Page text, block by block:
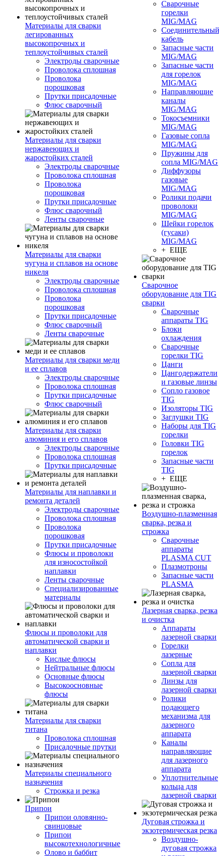
Материалы для сварки
легированных
высокопрочных и
теплоустойчивых сталей
Электроды сварочные
Проволока сплошная
Проволока
порошковая
Прутки присадочные
Флюс сварочный
Материалы для сварки
нержавеющих и
жаростойких сталей
Электроды сварочные
Проволока сплошная
Проволока
порошковая
Прутки присадочные
Флюс сварочный
Ленты сварочные
Материалы для сварки
чугуна и сплавов на основе
никеля
Электроды сварочные
Проволока сплошная
Проволока
порошковая
Прутки присадочные
Флюс сварочный
Ленты сварочные
Материалы для сварки меди
и ее сплавов
Электроды сварочные
Проволока сплошная
Прутки присадочные
Флюс сварочный
Материалы для сварки
алюминия и его сплавов
Электроды сварочные
Проволока сплошная
Прутки присадочные
Материалы для наплавки и
ремонта деталей
Электроды сварочные
Проволока сплошная
Проволока
порошковая
Прутки присадочные
Флюсы и проволоки
для износостойкой
наплавки
Ленты сварочные
Специализированные
материалы
Флюсы и проволоки для
автоматической сварки и
наплавки
Кислые флюсы
Нейтральные флюсы
Основные флюсы
Высокоосновные
флюсы
Материалы для сварки
титана
Проволока сплошная
Присадочные прутки
Материалы специального
назначения
Строжка и резка
Припои
Припои оловянно-
свинцовые
Припои
высокотехнологичные
Олово и баббит
Сварочные
горелки
MIG/MAG
Соединительный
кабель
Запасные части
MIG/MAG
Запасные части
для горелок
MIG/MAG
Направляющие
каналы
MIG/MAG
Токосъемники
MIG/MAG
Газовые сопла
MIG/MAG
Пружины для
сопла MIG/MAG
Диффузоры
газовые
MIG/MAG
Ролики подачи
проволоки
MIG/MAG
Шейки горелок
(гусаки)
MIG/MAG
+ ЕЩЕ
Сварочное
оборудование для TIG
сварки
Сварочные
аппараты TIG
Блоки
охлаждения
Сварочные
горелки TIG
Цанги
Цангодержатели
и газовые линзы
Сопло газовое
TIG
Изоляторы TIG
Заглушки TIG
Наборы для TIG
горелки
Головки TIG
горелок
Запасные части
TIG
+ ЕЩЕ
Воздушно-плазменная
сварка, резка и
строжка
Сварочные
аппараты
PLASMA CUT
Плазмотроны
Запасные части
PLASMA
Лазерная сварка, резка
и очистка
Аппараты
лазерной сварки
Горелки
лазерные
Сопла для
лазерной сварки
Линзы для
лазерной сварки
Ролики
подающего
механизма для
лазерного
аппарата
Каналы
направляющие
для лазерного
аппарата
Уплотнительные
кольца для
лазерной сварки
Дуговая строжка и
экзотермическая резка
Воздушно-
дуговая строжка